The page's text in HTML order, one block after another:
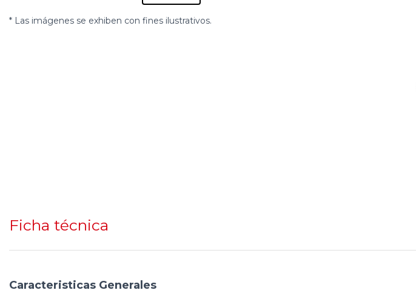
* Las imágenes se exhiben con fines ilustrativos.
Ficha técnica
Caracteristicas Generales